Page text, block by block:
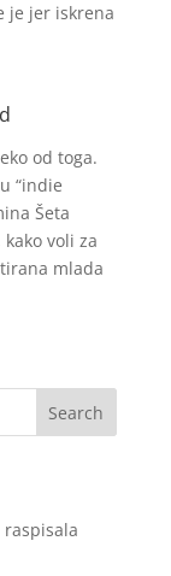
je jer iskrena
od toga.
“indie
Šeta
voli za
mlada
Search
raspisala